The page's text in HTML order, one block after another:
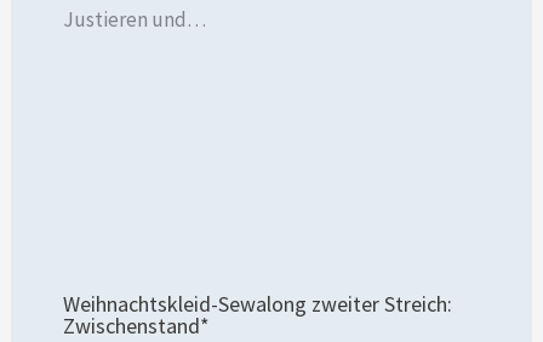
Justieren und…
Weihnachtskleid-Sewalong zweiter Streich:
Zwischenstand*